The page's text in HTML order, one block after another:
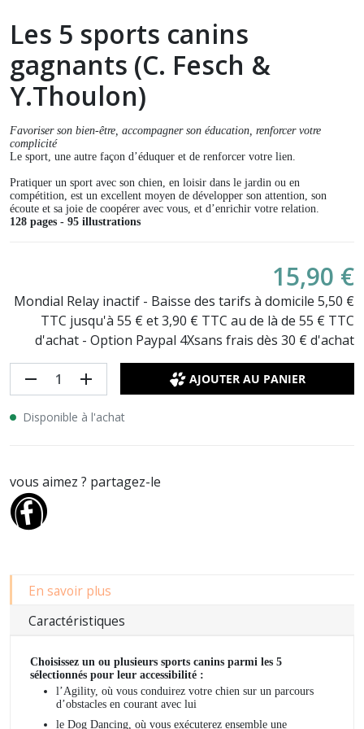
Les 5 sports canins
gagnants (C. Fesch &
Y.Thoulon)
Favoriser son bien-être, accompagner son éducation, renforcer votre
complicité
Le sport, une autre façon d’éduquer et de renforcer votre lien.
Pratiquer un sport avec son chien, en loisir dans le jardin ou en
compétition, est un excellent moyen de développer son attention, son
écoute et sa joie de coopérer avec vous, et d’enrichir votre relation.
128 pages - 95 illustrations
15,90 €
Mondial Relay inactif - Baisse des tarifs à domicile 5,50 €
TTC jusqu'à 55 € et 3,90 € TTC au de là de 55 € TTC
d'achat - Option Paypal 4Xsans frais dès 30 € d'achat
remove add AJOUTER AU PANIER
Disponible à l'achat
vous aimez ? partagez-le
En savoir plus
Caractéristiques
Choisissez un ou plusieurs sports canins parmi les 5
sélectionnés pour leur accessibilité :
l’Agility, où vous conduirez votre chien sur un parcours
d’obstacles en courant avec lui
le Dog Dancing, où vous exécuterez ensemble une